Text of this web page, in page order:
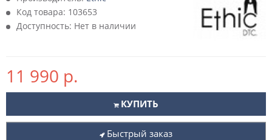
Код товара: 103653
Доступность: Нет в наличии
11 990 р.
КУПИТЬ
Быстрый заказ